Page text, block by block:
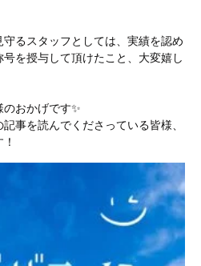
るスタッフとしては、実績を認め
を授与して頂けたこと、大変嬉し
おかげです✨
事を読んでくださっている皆様、